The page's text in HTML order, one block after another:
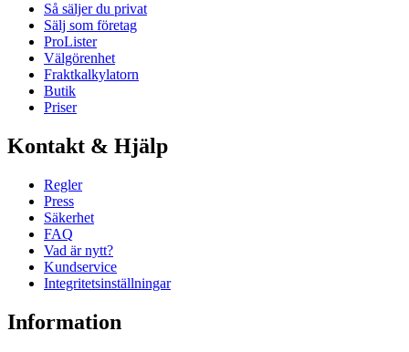
Så säljer du privat
Sälj som företag
ProLister
Välgörenhet
Fraktkalkylatorn
Butik
Priser
Kontakt & Hjälp
Regler
Press
Säkerhet
FAQ
Vad är nytt?
Kundservice
Integritetsinställningar
Information